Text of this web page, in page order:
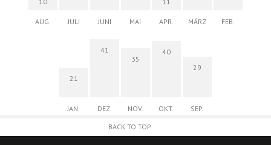
AUG. JULI JUNI MAI APR. MÄRZ FEB.
21
JAN.
41
DEZ.
35
NOV.
40
OKT.
29
SEP.
BACK TO TOP